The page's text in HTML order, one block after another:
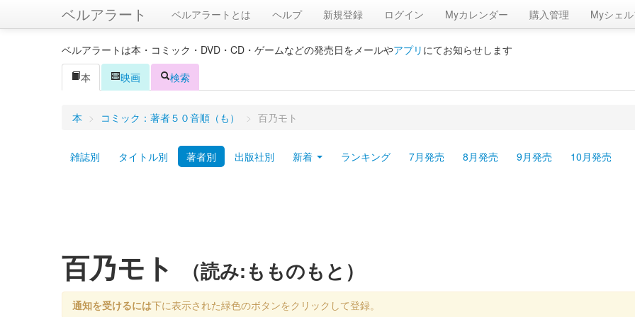
ベルアラート ベルアラートとは ヘルプ 新規登録 ログイン Myカレンダー 購入管理 Myシェル
ベルアラートは本・コミック・DVD・CD・ゲームなどの発売日をメールやアプリ にてお知らせします
本
映画 検索
本 > コミック：著者５０音順（も） > 百乃モト
雑誌別 タイトル別 著者別 出版社別 新着 ランキング 7月発売 8月発売 9月発売 10月発売
百乃モト （読み:もものもと）
通知を受けるには下に表示された緑色のボタンをクリックして登録。